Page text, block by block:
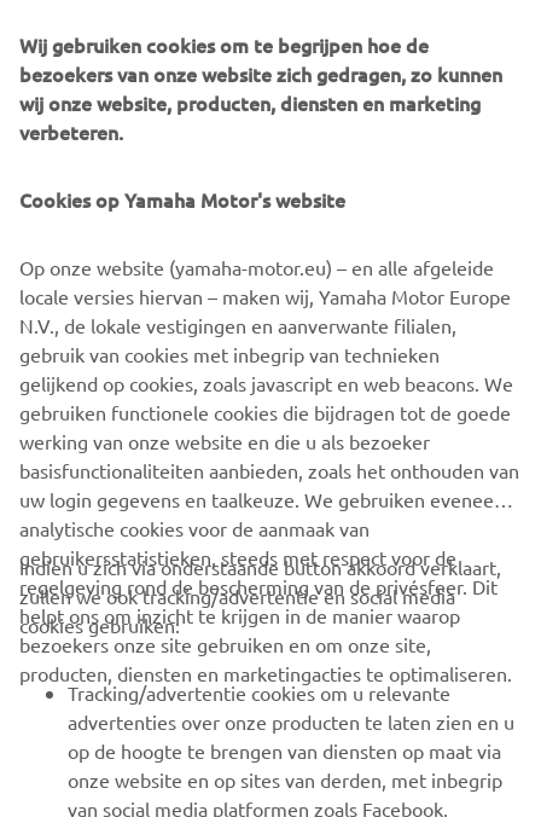
krijg je nu de exclusieve mogelijkheid om een proefrit te
maken tijdens jouw sessie op een van de nieuwste
Supersport modellen. De volgende modellen zullen
aanwezig zijn:R1 RACE, R9 & R7.
deelnemers die zich hebben ingeschreven voor de Track
beschikbare motoren kunnen per niveau verschillen. Na
inschrijving bij de organisatoren ontvang je op een later
moment een inschrijflink.
MEER INFORMATIE
CORPORATE
BUSINESS
MEER YAMAHA
Wij gebruiken cookies om te begrijpen hoe de
bezoekers van onze website zich gedragen, zo kunnen
wij onze website, producten, diensten en marketing
verbeteren.
Cookies op Yamaha Motor's website
Op onze website (yamaha-motor.eu) – en alle afgeleide
locale versies hiervan – maken wij, Yamaha Motor Europe
N.V., de lokale vestigingen en aanverwante filialen,
gebruik van cookies met inbegrip van technieken
gelijkend op cookies, zoals javascript en web beacons. We
gebruiken functionele cookies die bijdragen tot de goede
werking van onze website en die u als bezoeker
basisfunctionaliteiten aanbieden, zoals het onthouden van
uw login gegevens en taalkeuze. We gebruiken eveneens
analytische cookies voor de aanmaak van
gebruikersstatistieken, steeds met respect voor de
regelgeving rond de bescherming van de privésfeer. Dit
helpt ons om inzicht te krijgen in de manier waarop
bezoekers onze site gebruiken en om onze site,
producten, diensten en marketingacties te optimaliseren.
Indien u zich via onderstaande button akkoord verklaart,
zullen we ook tracking/advertentie en social media
cookies gebruiken:
Tracking/advertentie cookies om u relevante
advertenties over onze producten te laten zien en u
op de hoogte te brengen van diensten op maat via
onze website en op sites van derden, met inbegrip
van social media platformen zoals Facebook,